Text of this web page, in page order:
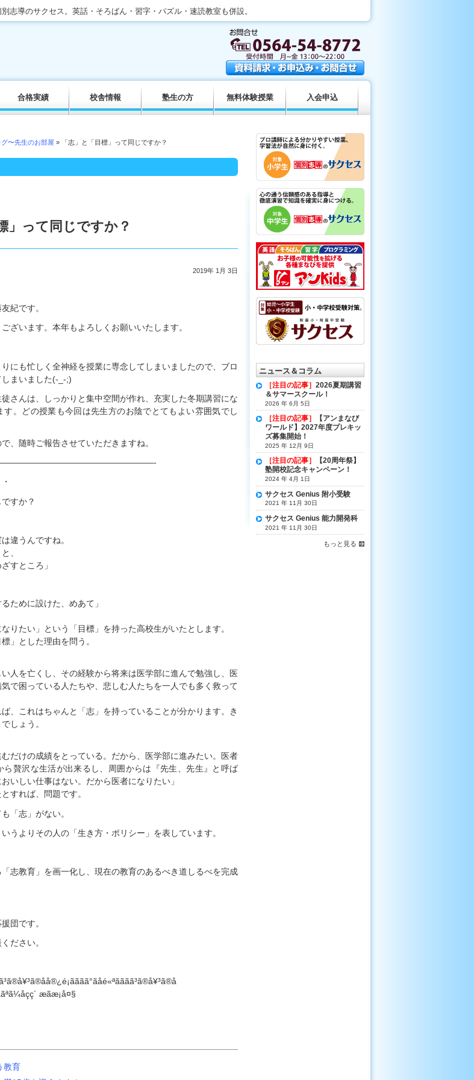
導のサクセス。英話・そろばん・習字・パズル・速読教室も併設。
グ〜先生のお部屋 » 「志」と「目標」って同じですか？
」って同じですか？
2019年 1月 3日
紀です。
ざいます。本年もよろしくお願いいたします。
にも忙しく全神経を授業に専念してしまいましたので、ブロ
まいました(-_-;)
さんは、しっかりと集中空間が作れ、充実した冬期講習にな
す。どの授業も今回は先生方のお陰でとてもよい雰囲気でし
、随時ご報告させていただきますね。
すか？
違うんですね。
、
すところ」
ために設けた、めあて」
りたい」という「目標」を持った高校生がいたとします。
」とした理由を問う。
い人を亡くし、その経験から将来は医学部に進んで勉強し、医
で困っている人たちや、悲しむ人たちを一人でも多く救って
、これはちゃんと「志」を持っていることが分かります。
き
しょう。
むだけの成績をとっている。だから、医学部に進みたい。医者
ら贅沢な生活が出来るし、周囲からは『先生、先生』と呼ば
いしい仕事はない。だから医者になりたい」
すれば、問題です。
「志」がない。
うよりその人の「生き方・ポリシー」を表しています。
志教育」を画一化し、現在の教育のあるべき道しるべを完成
団です。
ださい。
教育
合格実績 校舎情報 塾生の方 無料体験授業 入会申込
ニュース＆コラム
［注目の記事］ 2026夏期講習
＆サマースクール！
2026 年 6月 5日
［注目の記事］
【アンまなび
ワールド】2027年度プレキッ
ズ募集開始！
2025 年 12月 9日
［注目の記事］
【20周年祭】
塾開校記念キャンペーン！
2024 年 4月 1日
サクセス Genius 附小受験
2021 年 11月 30日
サクセス Genius 能力開発科
2021 年 11月 30日
もっと見る